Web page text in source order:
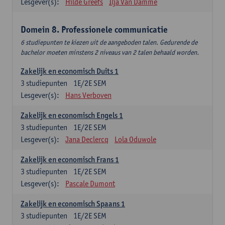
Domein 8. Professionele communicatie
6 studiepunten te kiezen uit de aangeboden talen. Gedurende de
bachelor moeten minstens 2 niveaus van 2 talen behaald worden.
Zakelijk en economisch Duits 1
1E/2E SEM
3 studiepunten
Lesgever(s):
Hans Verboven
Zakelijk en economisch Engels 1
1E/2E SEM
3 studiepunten
Lesgever(s):
Jana Declercq Lola Oduwole
Zakelijk en economisch Frans 1
1E/2E SEM
3 studiepunten
Lesgever(s):
Pascale Dumont
Zakelijk en economisch Spaans 1
1E/2E SEM
3 studiepunten